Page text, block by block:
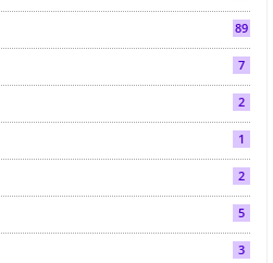
89
7
2
1
2
5
3